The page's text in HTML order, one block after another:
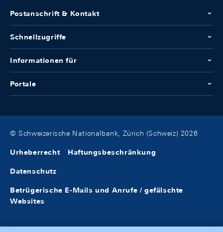
Postanschrift & Kontakt
Schnellzugriffe
Informationen für
Portale
© Schweizerische Nationalbank, Zürich (Schweiz) 2026
Urheberrecht Haftungsbeschränkung
Datenschutz
Betrügerische E-Mails und Anrufe / gefälschte
Websites